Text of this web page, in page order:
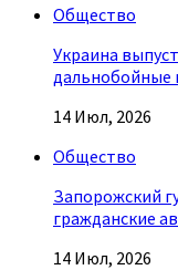
Общество
Украина
дальнобойные
14 Июл, 2026
Общество
Запорожский
гражданские
14 Июл, 2026